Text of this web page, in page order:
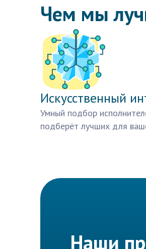
Чем мы
Искусственный
Умный подбор
подберёт лучших для
Наши